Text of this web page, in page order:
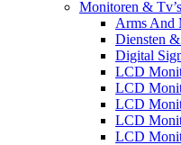
Monitoren & Tv’s
Arms And
Diensten
Digital
LCD
LCD
LCD
LCD
LCD